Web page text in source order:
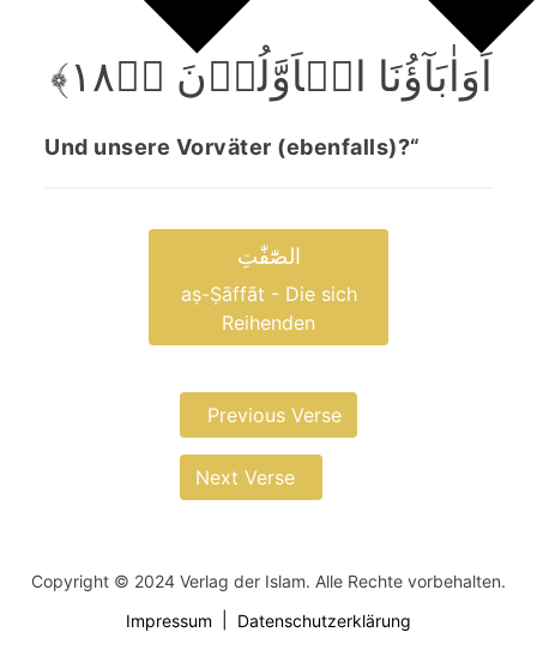
اَوَاٰبَآؤُنَا الۡاَوَّلُوۡنَ ﴿ؕ۱۸﴾
Und unsere Vorväter (ebenfalls)?“
الصّٰٓفّٰتِ
aṣ-Ṣāffāt - Die sich
Reihenden
Previous Verse
Next Verse
Copyright © 2024 Verlag der Islam. Alle Rechte vorbehalten.
Impressum
Datenschutzerklärung